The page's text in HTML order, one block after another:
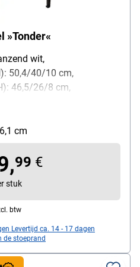
»Tonder«
wit,
50,4/40/10 cm,
46,5/26/8 cm,
met geïntegreerde
van staal, zwart
vereist
cm
99 €
stuk
btw
Levertijd ca. 14 - 17 dagen
de stoeprand